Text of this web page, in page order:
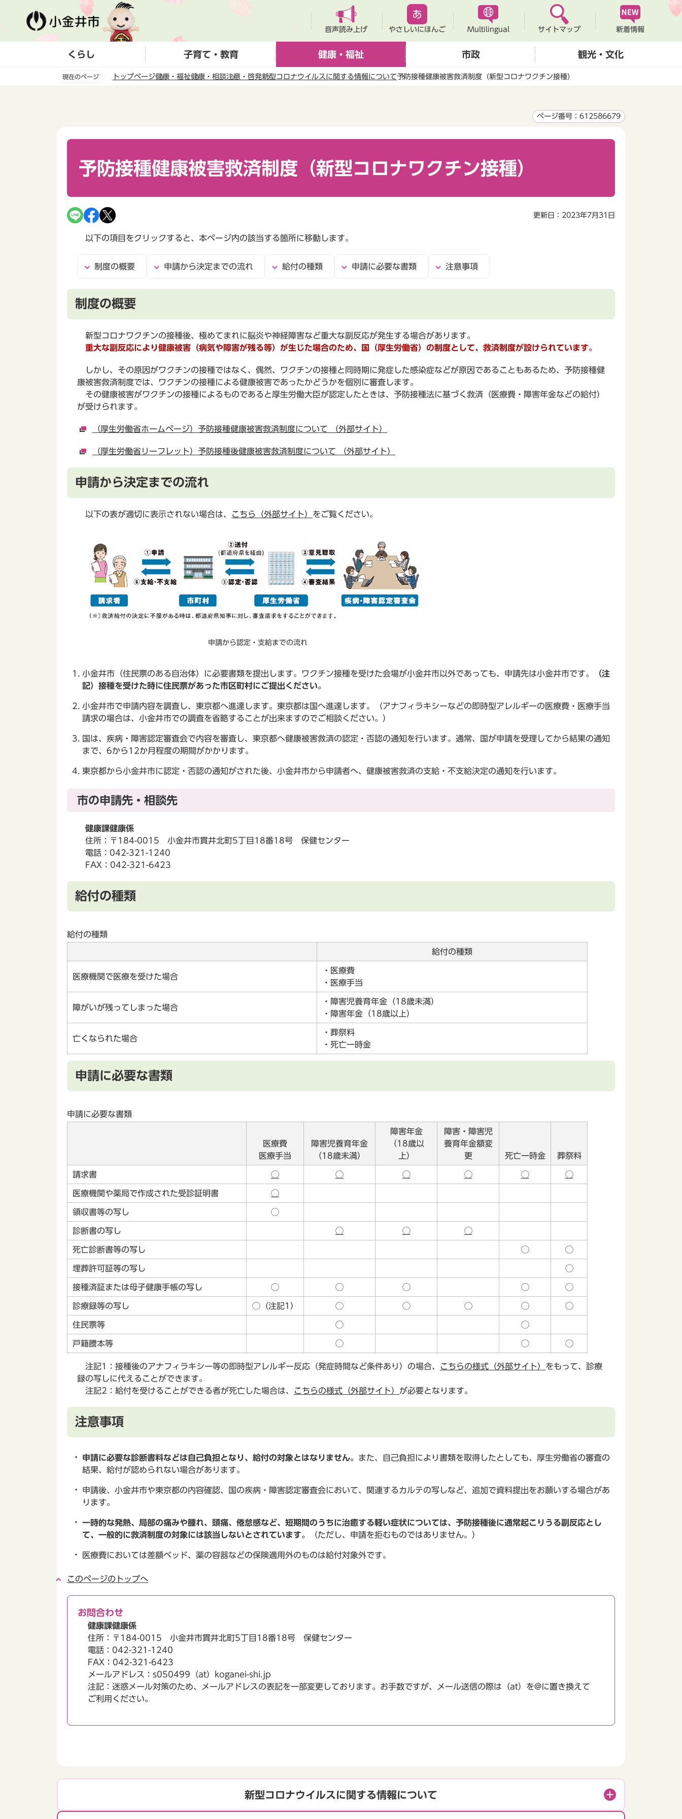
ー
音声読み上げ やさしいにほんご Multilingual サイトマップ 新着情報
くらし 子育て・教育 健康・福祉 市政 観光・文化
現在のページ トップページ健康・福祉健康・相談注意・啓発新型コロナウイルスに関する情報について予防接種健康被害救済制度（新型コロナワクチン接種）
ページ番号：612586679
予防接種健康被害救済制度（新型コロナワクチン接種）
更新日：2023年7月31日
以下の項目をクリックすると、本ページ内の該当する箇所に移動します。
制度の概要 申請から決定までの流れ 給付の種類 申請に必要な書類 注意事項
制度の概要
新型コロナワクチンの接種後、極めてまれに脳炎や神経障害など重大な副反応が発生する場合があります。
重大な副反応により健康被害（病気や障害が残る等）が生じた場合のため、国（厚生労働省）の制度として、救済制度が設けられています。
しかし、その原因がワクチンの接種ではなく、偶然、ワクチンの接種と同時期に発症した感染症などが原因であることもあるため、予防接種健
康被害救済制度では、ワクチンの接種による健康被害であったかどうかを個別に審査します。
その健康被害がワクチンの接種によるものであると厚生労働大臣が認定したときは、予防接種法に基づく救済（医療費・障害年金などの給付）
が受けられます。
（厚生労働省ホームページ）予防接種健康被害救済制度について （外部サイト）
（厚生労働省リーフレット）予防接種後健康被害救済制度について （外部サイト）
申請から決定までの流れ
以下の表が適切に表示されない場合は、 こちら（外部サイト） をご覧ください。
申請から認定・支給までの流れ
小金井市（住民票のある自治体）に必要書類を提出します。ワクチン接種を受けた会場が小金井市以外であっても、申請先は小金井市です。
（注
記）接種を受けた時に住民票があった市区町村にご提出ください。
小金井市で申請内容を調査し、東京都へ進達します。東京都は国へ進達します。（アナフィラキシーなどの即時型アレルギーの医療費・医療手当
請求の場合は、小金井市での調査を省略することが出来ますのでご相談ください。）
国は、疾病・障害認定審査会で内容を審査し、東京都へ健康被害救済の認定・否認の通知を行います。通常、国が申請を受理してから結果の通知
まで、6から12か月程度の期間がかかります。
東京都から小金井市に認定・否認の通知がされた後、小金井市から申請者へ、健康被害救済の支給・不支給決定の通知を行います。
市の申請先・相談先
健康課健康係
住所：〒184-0015 小金井市貫井北町5丁目18番18号 保健センター
電話：042-321-1240
FAX：042-321-6423
給付の種類
給付の種類
給付の種類
医療機関で医療を受けた場合
・医療費
・医療手当
障がいが残ってしまった場合
・障害児養育年金（18歳未満）
・障害年金（18歳以上）
亡くなられた場合
・葬祭料
・死亡一時金
申請に必要な書類
申請に必要な書類
医療費
医療手当
障害児養育年金
（18歳未満）
障害年金
（18歳以
上）
障害・障害児
養育年金額変
更
死亡一時金 葬祭料
請求書 ◯ ◯ ◯ ◯ ◯ ◯
医療機関や薬局で作成された受診証明書 ◯
領収書等の写し ◯
診断書の写し ◯ ◯ ◯
死亡診断書等の写し ◯ ◯
埋葬許可証等の写し ◯
接種済証または母子健康手帳の写し ◯ ◯ ◯ ◯ ◯
診療録等の写し ◯（注記1） ◯ ◯ ◯ ◯ ◯
住民票等 ◯ ◯
戸籍謄本等 ◯ ◯ ◯
注記1：接種後のアナフィラキシー等の即時型アレルギー反応（発症時間など条件あり）の場合、 こちらの様式（外部サイト） をもって、診療
録の写しに代えることができます。
注記2：給付を受けることができる者が死亡した場合は、
こちらの様式（外部サイト） が必要となります。
注意事項
申請に必要な診断書料などは自己負担となり、給付の対象とはなりません。 また、自己負担により書類を取得したとしても、厚生労働省の審査の
結果、給付が認められない場合があります。
申請後、小金井市や東京都の内容確認、国の疾病・障害認定審査会において、関連するカルテの写しなど、追加で資料提出をお願いする場合があ
ります。
一時的な発熱、局部の痛みや腫れ、頭痛、倦怠感など、短期間のうちに治癒する軽い症状については、予防接種後に通常起こりうる副反応とし
て、一般的に救済制度の対象には該当しないとされています。
（ただし、申請を拒むものではありません。）
医療費においては差額ベッド、薬の容器などの保険適用外のものは給付対象外です。
このページのトップへ
お問合わせ
健康課健康係
住所：〒184-0015 小金井市貫井北町5丁目18番18号 保健センター
電話：042-321-1240
FAX：042-321-6423
メールアドレス：s050499（at）koganei-shi.jp
注記：迷惑メール対策のため、メールアドレスの表記を一部変更しております。お手数ですが、メール送信の際は（at）を@に置き換えて
ご利用ください。
新型コロナウイルスに関する情報について